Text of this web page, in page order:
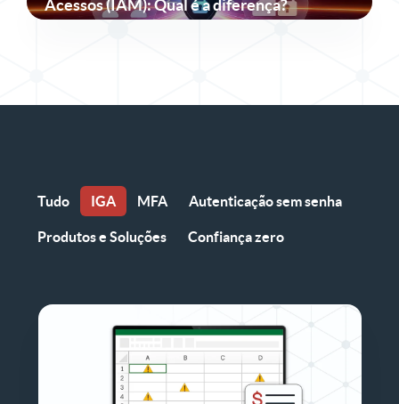
Acessos (IAM): Qual é a diferença?
Tudo IGA MFA Autenticação sem senha
Produtos e Soluções Confiança zero